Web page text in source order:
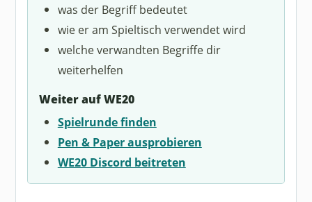
was der Begriff bedeutet
wie er am Spieltisch verwendet wird
welche verwandten Begriffe dir
weiterhelfen
Weiter auf WE20
Spielrunde finden
Pen & Paper ausprobieren
WE20 Discord beitreten